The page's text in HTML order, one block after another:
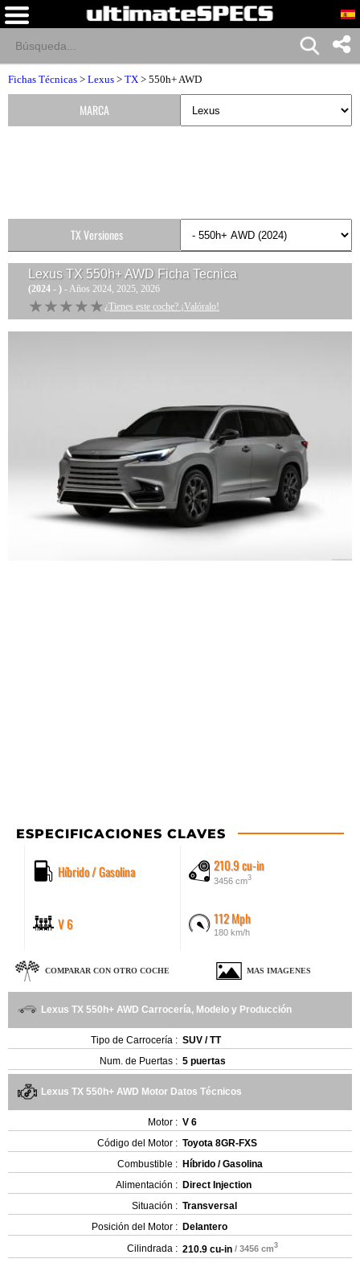
Fichas Técnicas > Lexus > TX > 550h+ AWD
Lexus TX 550h+ AWD Ficha Tecnica
(2024 - ) - Años 2024, 2025, 2026
★★★★★
★★★★★ ¿Tienes este coche? ¡Valóralo!
ESPECIFICACIONES CLAVES
Híbrido / Gasolina 210.9 cu-in
3456 cm3
V 6 112 Mph
180 km/h
COMPARAR CON OTRO COCHE MAS IMAGENES
Lexus TX 550h+ AWD Carrocería, Modelo y Producción
Tipo de Carrocería : SUV / TT
Num. de Puertas : 5 puertas
Lexus TX 550h+ AWD Motor Datos Técnicos
Motor : V 6
Código del Motor : Toyota 8GR-FXS
Combustible : Híbrido / Gasolina
Alimentación : Direct Injection
Situación : Transversal
Posición del Motor : Delantero
Cilindrada : 210.9 cu-in / 3456 cm3
MARCA
TX Versiones